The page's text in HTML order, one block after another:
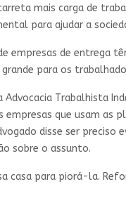
mais carga de
para ajudar a
empresas de entrega
para os
Trabalhista
empresas que usam as
disse ser
sobre o assunto.
casa para piorá-la.